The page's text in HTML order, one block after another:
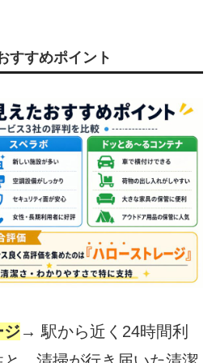
すすめポイント
ジ→ 駅から近く24時間利